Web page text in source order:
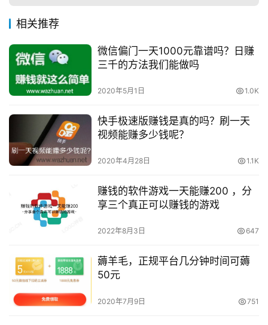
相关推荐
微信偏门一天1000元靠谱吗？日赚
三千的方法我们能做吗
2020年5月1日 1.0K
快手极速版赚钱是真的吗？刷一天
视频能赚多少钱呢？
2020年4月28日 1.1K
赚钱的软件游戏一天能赚200 ，分
享三个真正可以赚钱的游戏
2022年8月3日 647
薅羊毛，正规平台几分钟时间可薅
50元
2020年7月9日 751